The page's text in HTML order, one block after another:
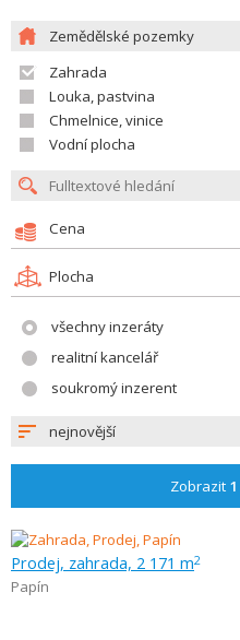
Zemědělské pozemky
Zahrada
Louka, pastvina
Chmelnice, vinice
Vodní plocha
Cena
Plocha
všechny inzeráty
realitní kancelář
soukromý inzerent
nejnovější
Zobrazit 1
Prodej, zahrada, 2 171 m2
Papín